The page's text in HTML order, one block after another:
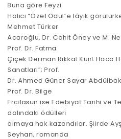
Buna göre Feyzi
Halıcı “Özel Ödül”e lâyık
Mehmet Türker
Acaroğlu, Dr. Cahit Öney ve M.
Prof. Dr. Fatma
Çiçek Derman Rikkat Kunt Hoca
Sanatları”; Prof.
Dr. Ahmed Güner Sayar
Prof. Dr. Bilge
Ercilasun ise Edebiyat Tarihi ve
dalındaki ödülleri
almaya hak kazandılar. Şiirde
Seyhan, romanda